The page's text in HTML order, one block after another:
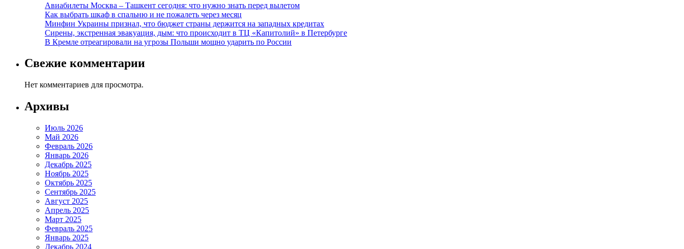
Авиабилеты Москва – Ташкент сегодня: что нужно знать перед вылетом
Как выбрать шкаф в спальню и не пожалеть через месяц
Минфин Украины признал, что бюджет страны держится на западных кредитах
Сирены, экстренная эвакуация, дым: что происходит в ТЦ «Капитолий» в Петербурге
В Кремле отреагировали на угрозы Польши мощно ударить по России
Свежие комментарии
Нет комментариев для просмотра.
Архивы
Июль 2026
Май 2026
Февраль 2026
Январь 2026
Декабрь 2025
Ноябрь 2025
Октябрь 2025
Сентябрь 2025
Август 2025
Апрель 2025
Март 2025
Февраль 2025
Январь 2025
Декабрь 2024